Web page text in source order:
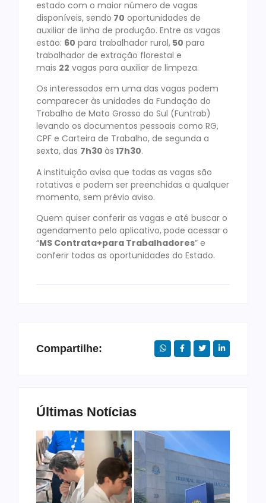
estado com o maior número de vagas
disponíveis, sendo 70 oportunidades de
auxiliar de linha de produção. Entre as vagas
estão: 60 para trabalhador rural, 50 para
trabalhador de extração florestal e
mais 22 vagas para auxiliar de limpeza.
Os interessados em uma das vagas podem
comparecer às unidades da Fundação do
Trabalho de Mato Grosso do Sul (Funtrab)
levando os documentos pessoais como RG,
CPF e Carteira de Trabalho, de segunda a
sexta, das 7h30 às 17h30.
A instituição avisa que todas as vagas são
rotativas e podem ser preenchidas a qualquer
momento, sem prévio aviso.
Quem quiser conferir as vagas e até buscar o
agendamento pelo aplicativo, pode acessar o
“MS Contrata+para Trabalhadores” e
conferir todas as oportunidades do Estado.
Compartilhe:
Últimas Notícias